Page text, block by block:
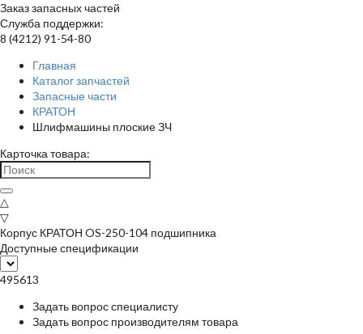
Заказ запасных частей
Служба поддержки:
8 (4212) 91-54-80
Главная
Каталог запчастей
Запасные части
КРАТОН
Шлифмашины плоские ЗЧ
Карточка товара:
△
▽
Корпус КРАТОН OS-250-104 подшипника
Доступные спецификации
495613
Задать вопрос специалисту
Задать вопрос производителям товара